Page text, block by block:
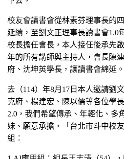
校友會讀書會從林素芬理事長的
延續，至劉文正理事長讀書會1.0
校長擔任會長，本人接任後承先
年的所有講師與主持人，會長陳
府、沈坤英學長，讓讀書會綿延。
去（114）年8月17日本人邀請劉
克府、楊建宏、陳以儒等各位學
2.0，我們希望傳承、年輕化、多
妹、願意承擔，「台北市斗中校
組：